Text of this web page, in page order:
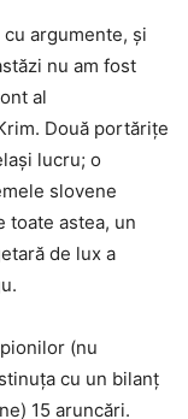
argumente, și
nu am fost
al
Două portărițe
lucru; o
slovene
toate astea, un
de lux a
(nu
cu un bilanț
15 aruncări.